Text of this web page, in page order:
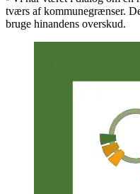
tværs af kommunegrænser.
bruge hinandens overskud.